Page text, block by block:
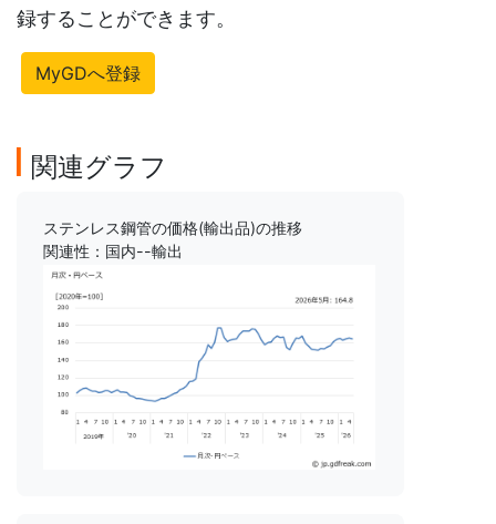
録することができます。
MyGDへ登録
関連グラフ
ステンレス鋼管の価格(輸出品)の推移
関連性：国内--輸出